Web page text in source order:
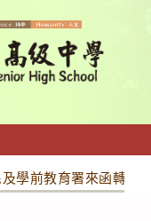
學前教育署來函轉知